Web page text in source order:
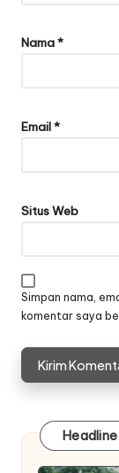
Nama*
Email*
Situs Web
Simpan nama,
komentar saya
Headline